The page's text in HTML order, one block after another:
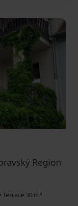
Region
30 m²